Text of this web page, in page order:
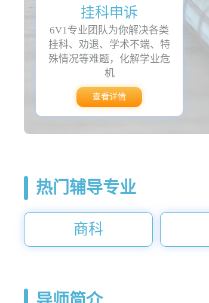
挂科申诉
6V1专业团队为你解决各类
挂科、劝退、学术不端、特
殊情况等难题，化解学业危
机
查看详情
热门辅导专业
商科